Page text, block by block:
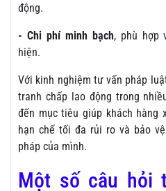
động.
- Chi phí minh bạch, phù hợp
hiện.
Với kinh nghiệm tư vấn pháp
tranh chấp lao động trong
đến mục tiêu giúp khách hàng
hạn chế tối đa rủi ro và bảo
pháp của mình.
Một số câu hỏi